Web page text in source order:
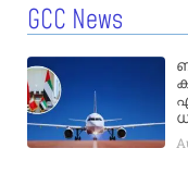
GCC News